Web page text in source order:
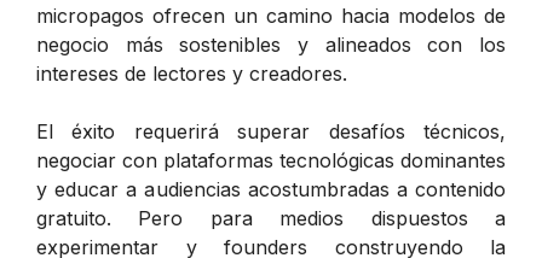
micropagos ofrecen un camino hacia modelos de
negocio más sostenibles y alineados con los
intereses de lectores y creadores.
El éxito requerirá superar desafíos técnicos,
negociar con plataformas tecnológicas dominantes
y educar a audiencias acostumbradas a contenido
gratuito. Pero para medios dispuestos a
experimentar y founders construyendo la